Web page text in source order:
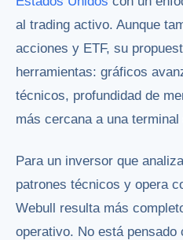
al trading activo. Aunque
acciones y ETF, su
herramientas: gráficos
técnicos, profundidad de
más cercana a una terminal
Para un inversor que
patrones técnicos y opera
Webull resulta más
operativo. No está pensado